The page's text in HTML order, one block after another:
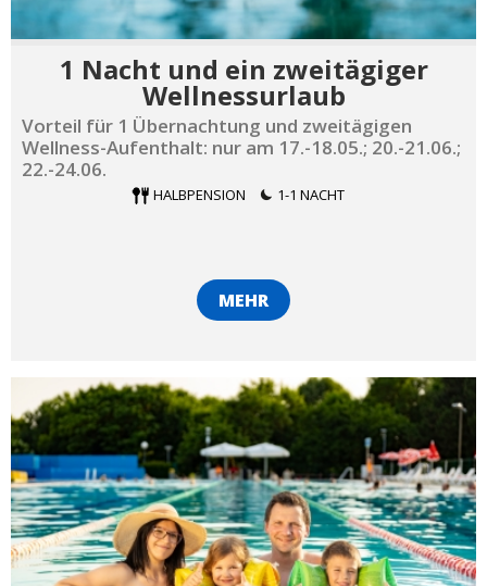
MEHR
1 Nacht und ein zweitägiger
Wellnessurlaub
Vorteil für 1 Übernachtung und zweitägigen
Wellness-Aufenthalt: nur am 17.-18.05.; 20.-21.06.;
22.-24.06.
HALBPENSION 1-1 NACHT